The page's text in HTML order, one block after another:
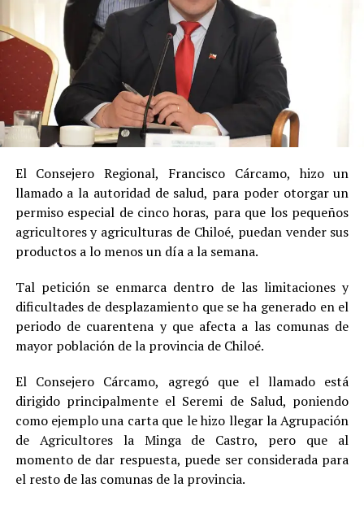
El Consejero Regional, Francisco Cárcamo, hizo un
llamado a la autoridad de salud, para poder otorgar un
permiso especial de cinco horas, para que los pequeños
agricultores y agriculturas de Chiloé, puedan vender sus
productos a lo menos un día a la semana.
Tal petición se enmarca dentro de las limitaciones y
dificultades de desplazamiento que se ha generado en el
periodo de cuarentena y que afecta a las comunas de
mayor población de la provincia de Chiloé.
El Consejero Cárcamo, agregó que el llamado está
dirigido principalmente el Seremi de Salud, poniendo
como ejemplo una carta que le hizo llegar la Agrupación
de Agricultores la Minga de Castro, pero que al
momento de dar respuesta, puede ser considerada para
el resto de las comunas de la provincia.